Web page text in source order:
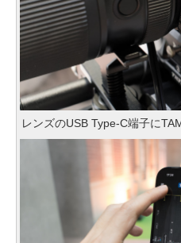
レンズのUSB Type-C端子に